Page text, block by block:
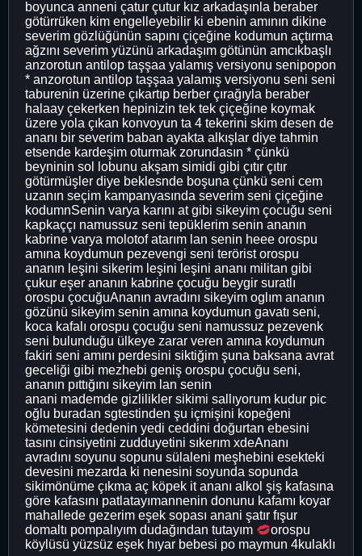
boyunca anneni çatur çutur kız arkadaşınla beraber
götürrüken kim engelleyebilir ki ebenin amının dikine
severim gözlüğünün sapını çiçeğine kodumun açtırma
ağzını severim yüzünü arkadaşım götünün amcıkbaşlı
anzorotun antilop taşşaa yalamış versiyonu senipopon
* anzorotun antilop taşşaa yalamış versiyonu seni seni
taburenin üzerine çıkartıp berber çırağıyla beraber
halaay çekerken hepinizin tek tek çiçeğine koymak
üzere yola çıkan konvoyun ta 4 tekerini skim desen de
ananı bir severim baban ayakta alkışlar diye tahmin
etsende kardeşim oturmak zorundasın * çünkü
beyninin sol lobunu akşam simidi gibi çıtır çıtır
götürmüşler diye beklesnde boşuna çünkü seni cem
uzanın seçim kampanyasında severim seni çiçeğine
kodumnSenin varya karını at gibi sikeyim çocuğu seni
kapkaççı namussuz seni tepüklerim senin ananın
kabrine varya molotof atarım lan senin heee orospu
amına koydumun pezevengi seni terörist orospu
ananın leşini sikerim leşini leşini ananı militan gibi
çukur eşer ananın kabrine çocuğu beygir suratlı
orospu çocuğuAnanın avradını sikeyim oglım ananın
gözünü sikeyim senin amına koydumun gavatı seni,
koca kafalı orospu çocuğu seni namussuz pezevenk
seni bulunduğu ülkeye zarar veren amına koydumun
fakiri seni amını perdesini siktiğim şuna baksana avrat
geceliği gibi mezhebi geniş orospu çocuğu seni,
ananın pıttığını sikeyim lan senin
anani mademde gizlilikler sikimi sallıyorum kudur pic
oğlu buradan sgtestinden şu içmişini kopeğeni
kömetesini dedenin yedi ceddini doğurtan ebesini
tasını cinsiyetini zudduyetini sıkerım xdeAnanı
avradını soyunu sopunu sülaleni meşhebini esekteki
devesini mezarda ki nenesini soyunda sopunda
sikimönüme çıkma aç köpek it ananı alkol şiş kafasına
göre kafasını patlatayımannenin donunu kafamı koyar
mahallede gezerim eşek sopası anani şatır fışur
domaltı pompalıyım dudağından tutayım
orospu
köylüsü yüzsüz eşek hıyar bebesi po maymun 4kulaklı